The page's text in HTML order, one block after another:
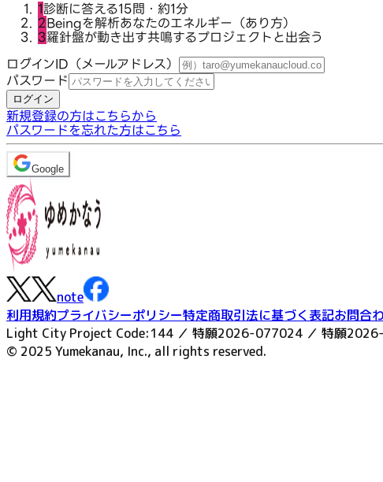
1診断に答える15問・約1分
2Beingを解析あなたのエネルギー（あり方）
3羅針盤が動き出す共鳴するプロジェクトと出会う
ログインID（メールアドレス）
パスワード
ログイン
新規登録の方はこちらから
パスワードを忘れた方はこちら
Google
note
利用規約プライバシーポリシー特定商取引法に基づく表記お問合
Light City Project Code:144 ／ 特願2026-077024 ／ 特願
© 2025 Yumekanau, Inc., all rights reserved.